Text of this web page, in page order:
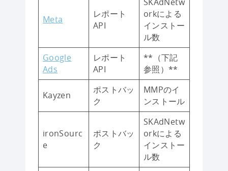
Meta
レポート
API
orkによる
インストー
ル数
Google
Ads
レポート
API
**（下記
参照）**
Kayzen
ポストバッ
ク
MMPのイ
ンストール
ironSourc
e
ポストバッ
ク
SKAdNetw
orkによる
インストー
ル数